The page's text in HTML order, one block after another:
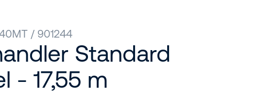
/ 901244
Standard
- 17,55 m